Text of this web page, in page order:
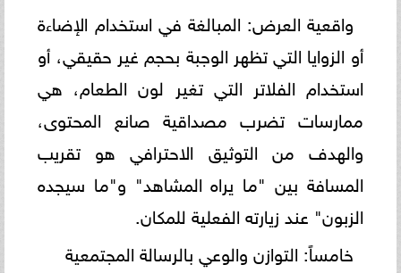
واقعية العرض: المبالغة في استخدام الإضاءة
أو الزوايا التي تظهر الوجبة بحجم غير حقيقي، أو
استخدام الفلاتر التي تغير لون الطعام، هي
ممارسات تضرب مصداقية صانع المحتوى،
والهدف من التوثيق الاحترافي هو تقريب
المسافة بين "ما يراه المشاهد" و"ما سيجده
الزبون" عند زيارته الفعلية للمكان.
خامساً: التوازن والوعي بالرسالة المجتمعية